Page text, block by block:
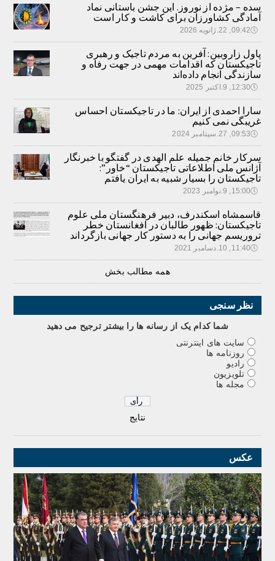
سده – مژده از نوروز. این جشن باستانی نماد
آمادگی کشاورزان برای کاشت و کار است
🕔09:42, 22.ژانویه 2026
پاول زاروبین: آفرین به مردم تاجیک و رهبری
تاجیکستان که اقدامات مهمی در جهت رفاه و
سازندگی انجام داده‌اند
🕔12:30, 9.اکتبر 2025
سارا احمدی از ایران: ما در تاجیکستان احساس
غریبگی نمی کنیم
🕔09:53, 27.سپتامبر 2024
سرکار خانم جمیله علم الهدی در گفتگو با خبرنگار
آژانس ملی اطلاعاتی تاجیکستان “خاور”:
تاجیکستان را بسیار شبیه به ایران یافتم
🕔15:00, 9.نوامبر 2023
قاسمشاه اسکندرف، دبیر فرهنگستان ملی علوم
تاجیکستان: ظهور طالبان در افغانستان خطر
تروریسم جهانی را به دستور کار جهانی بازگرداند
🕔11:40, 10.دسامبر 2021
همه مطالب بخش
نظر سنجی
شما کدام يک از رسانه ها را بيشتر ترجيح می دهيد
سایت های اینترنتی
روزنامه ها
رادیو
تلویزیون
مجله ها
نتایج
عکس